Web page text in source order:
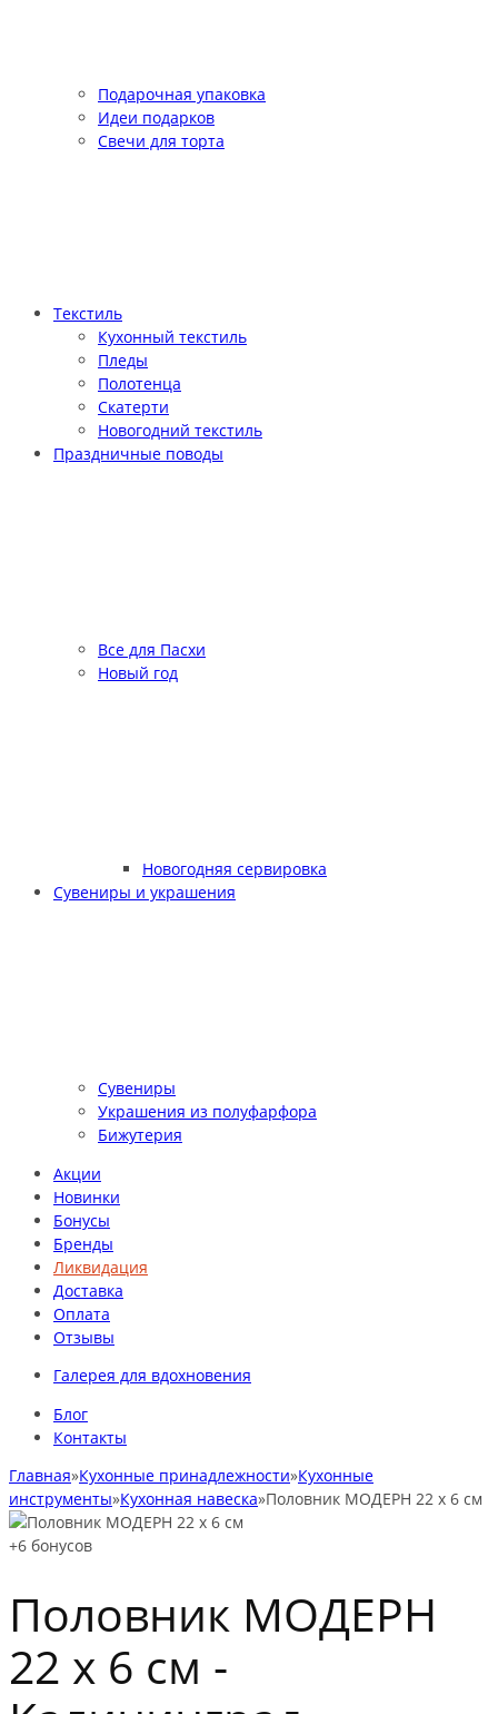
Подарочная упаковка
Идеи подарков
Свечи для торта
Текстиль
Кухонный текстиль
Пледы
Полотенца
Скатерти
Новогодний текстиль
Праздничные поводы
Все для Пасхи
Новый год
Новогодняя сервировка
Сувениры и украшения
Сувениры
Украшения из полуфарфора
Бижутерия
Акции
Новинки
Бонусы
Бренды
Ликвидация
Доставка
Оплата
Отзывы
Галерея для вдохновения
Блог
Контакты
Главная»Кухонные принадлежности»Кухонные
инструменты»Кухонная навеска»Половник МОДЕРН 22 х 6 см
+6 бонусов
Половник МОДЕРН
22 х 6 см -